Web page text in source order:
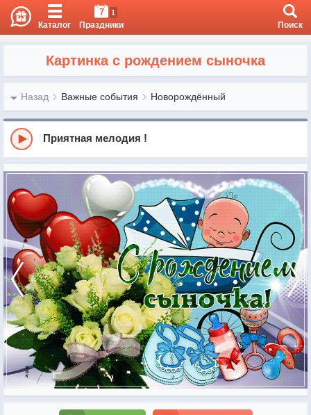
Каталог
7 1
Праздники Поиск
Картинка с рождением сыночка
Назад Важные события Новорождённый
Приятная мелодия !